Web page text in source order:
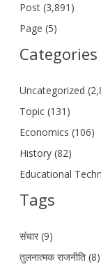
Post (3,891)
Page (5)
Categories
Uncategorized
Topic (131)
Economics (106)
History (82)
Educational
Tags
संचार (9)
तुलनात्मक राजनीति (8)